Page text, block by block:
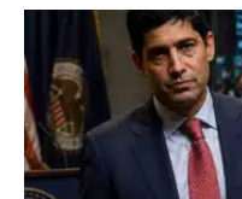
Emploi américain : 23